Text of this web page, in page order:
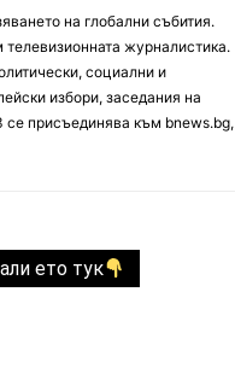
на глобални събития.
журналистика.
социални и
избори, заседания на
присъединява към bnews.bg,
ето тук